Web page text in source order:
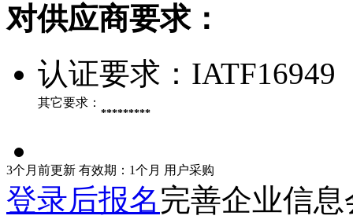
对供应商要求：
认证要求： IATF16949
其它要求：
*********
3个月前更新 有效期：1个月 用户采购
登录后报名完善企业信